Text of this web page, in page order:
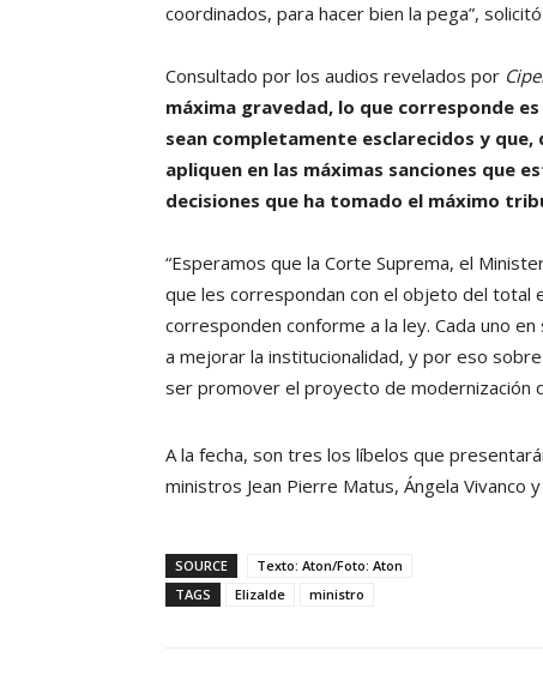
coordinados, para hacer bien la pega”,
Consultado por los audios revelados por
máxima gravedad, lo que corresponde
sean completamente esclarecidos y
apliquen en las máximas sanciones que
decisiones que ha tomado el máximo
“Esperamos que la Corte Suprema, el
que les correspondan con el objeto del total
corresponden conforme a la ley. Cada uno
a mejorar la institucionalidad, y por eso
ser promover el proyecto de modernización
A la fecha, son tres los líbelos que
ministros Jean Pierre Matus, Ángela Vivanco
SOURCE
Texto: Aton/Foto: Aton
TAGS
Elizalde ministro